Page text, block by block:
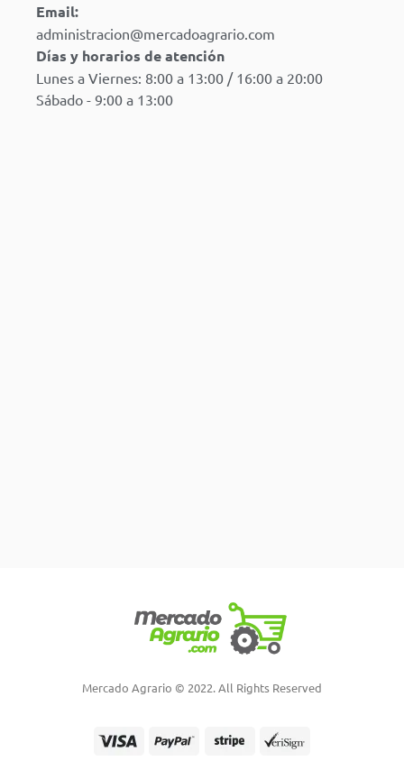
Email:
administracion@mercadoagrario.com
Días y horarios de atención
Lunes a Viernes: 8:00 a 13:00 / 16:00 a 20:00
Sábado - 9:00 a 13:00
Mercado Agrario © 2022. All Rights Reserved